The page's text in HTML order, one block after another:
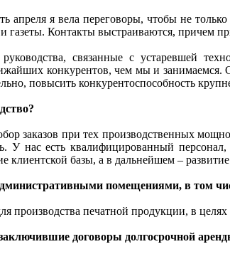
апреля я вела переговоры, чтобы не
Контакты выстраиваются, причем
связанные с устаревшей
конкурентов, чем мы и занимаемся.
повысить конкурентоспособность
заказов при тех производственных
У нас есть квалифицированный
базы, а в дальнейшем – развитие
помещениями, в том
производства печатной продукции, в
договоры долгосрочной